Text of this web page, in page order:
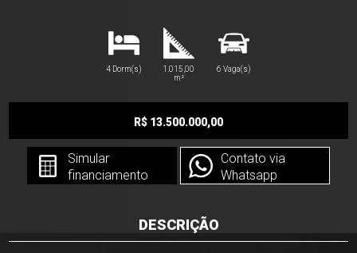
4 Dorm(s)
1.015,00
m²
6 Vaga(s)
R$ 13.500.000,00
Simular
financiamento
Contato via
Whatsapp
DESCRIÇÃO